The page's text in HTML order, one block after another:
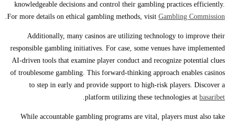
knowledgeable decisions and control their gambling practices efficiently.
For more details on ethical gambling methods, visit Gambling Commission
.
Additionally, many casinos are utilizing technology to improve their
responsible gambling initiatives. For case, some venues have implemented
AI-driven tools that examine player conduct and recognize potential clues
of troublesome gambling. This forward-thinking approach enables casinos
to step in early and provide support to high-risk players. Discover a
platform utilizing these technologies at basaribet
.
While accountable gambling programs are vital, players must also take